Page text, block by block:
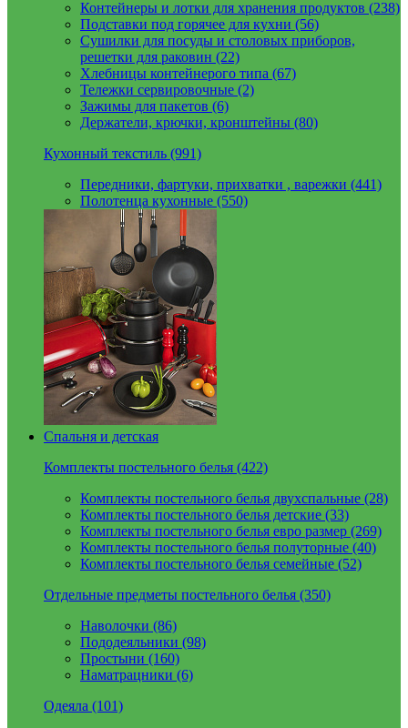
Контейнеры и лотки для хранения продуктов (238)
Подставки под горячее для кухни (56)
Сушилки для посуды и столовых приборов,
решетки для раковин (22)
Хлебницы контейнерого типа (67)
Тележки сервировочные (2)
Зажимы для пакетов (6)
Держатели, крючки, кронштейны (80)
Кухонный текстиль (991)
Передники, фартуки, прихватки , варежки (441)
Полотенца кухонные (550)
Спальня и детская
Комплекты постельного белья (422)
Комплекты постельного белья двухспальные (28)
Комплекты постельного белья детские (33)
Комплекты постельного белья евро размер (269)
Комплекты постельного белья полуторные (40)
Комплекты постельного белья семейные (52)
Отдельные предметы постельного белья (350)
Наволочки (86)
Пододеяльники (98)
Простыни (160)
Наматрацники (6)
Одеяла (101)